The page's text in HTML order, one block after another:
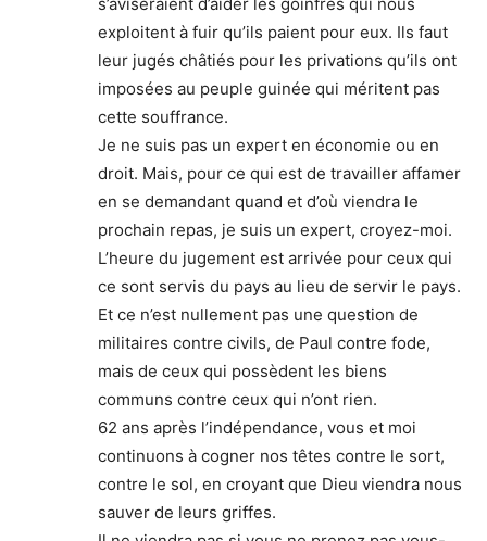
exploitent à fuir qu’ils paient pour eux. Ils faut
leur jugés châtiés pour les privations qu’ils ont
imposées au peuple guinée qui méritent pas
cette souffrance.
Je ne suis pas un expert en économie ou en
droit. Mais, pour ce qui est de travailler affamer
en se demandant quand et d’où viendra le
prochain repas, je suis un expert, croyez-moi.
L’heure du jugement est arrivée pour ceux qui
ce sont servis du pays au lieu de servir le pays.
Et ce n’est nullement pas une question de
militaires contre civils, de Paul contre fode,
mais de ceux qui possèdent les biens
communs contre ceux qui n’ont rien.
62 ans après l’indépendance, vous et moi
continuons à cogner nos têtes contre le sort,
contre le sol, en croyant que Dieu viendra nous
sauver de leurs griffes.